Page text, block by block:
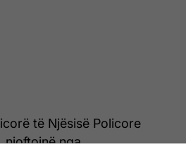
të Njësisë Policore
njoftojnë nga